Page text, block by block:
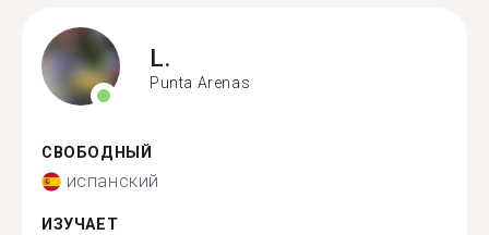
L.
Punta Arenas
СВОБОДНЫЙ
испанский
ИЗУЧАЕТ